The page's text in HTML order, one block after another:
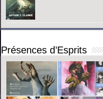
Présences d’Esprits